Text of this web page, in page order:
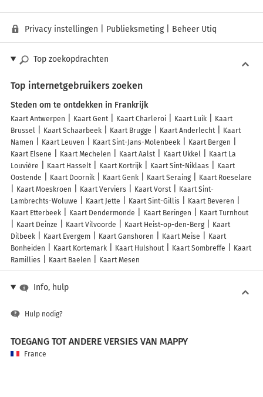
Privacy instellingen Publieksmeting| Beheer Utiq
Top zoekopdrachten
Top internetgebruikers zoeken
Steden om te ontdekken in Frankrijk
Kaart Antwerpen Kaart Gent Kaart Charleroi Kaart Luik
Kaart
Brussel
Kaart Schaarbeek Kaart Brugge Kaart Anderlecht
Kaart
Namen
Kaart Leuven Kaart Sint-Jans-Molenbeek
Kaart Bergen
Kaart Elsene
Kaart Mechelen Kaart Aalst Kaart Ukkel
Kaart La
Louvière
Kaart Hasselt Kaart Kortrijk Kaart Sint-Niklaas
Kaart
Oostende
Kaart Doornik Kaart Genk Kaart Seraing
Kaart Roeselare
Kaart Moeskroen
Kaart Verviers Kaart Vorst
Kaart Sint-
Lambrechts-Woluwe
Kaart Jette Kaart Sint-Gillis
Kaart Beveren
Kaart Etterbeek
Kaart Dendermonde Kaart Beringen
Kaart Turnhout
Kaart Deinze
Kaart Vilvoorde Kaart Heist-op-den-Berg
Kaart
Dilbeek
Kaart Evergem Kaart Ganshoren Kaart Meise
Kaart
Bonheiden
Kaart Kortemark Kaart Hulshout Kaart Sombreffe
Kaart
Ramillies
Kaart Baelen Kaart Mesen
Info, hulp
Hulp nodig?
TOEGANG TOT ANDERE VERSIES VAN MAPPY
France